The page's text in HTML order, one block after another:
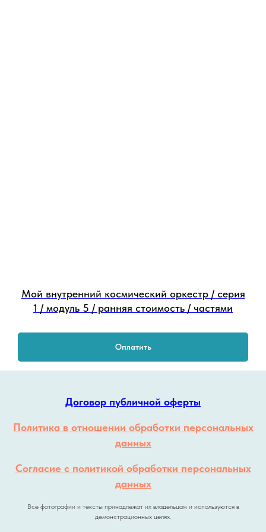
Мой внутренний космический оркестр / серия
1 / модуль 5 / ранняя стоимость / частями
Оплатить
Договор публичной оферты
Политика в отношении обработки персональных
данных
Согласие с политикой обработки персональных
данных
Все фотографии и тексты принадлежат их владельцам и используются в
демонстрационных целях.